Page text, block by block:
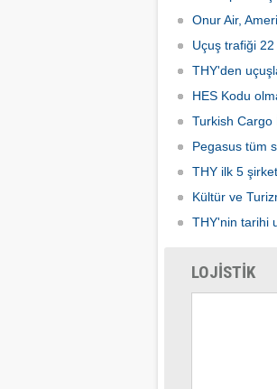
Onur Air,
Uçuş trafiği
THY'den
HES Kodu
Turkish Cargo
Pegasus tüm
THY ilk 5
Kültür ve
THY'nin tarihi
LOJİSTİK